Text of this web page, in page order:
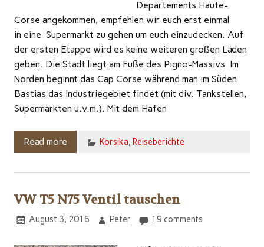
Departements Haute-
Corse angekommen, empfehlen wir euch erst einmal
in eine Supermarkt zu gehen um euch einzudecken. Auf
der ersten Etappe wird es keine weiteren großen Läden
geben. Die Stadt liegt am Fuße des Pigno-Massivs. Im
Norden beginnt das Cap Corse während man im Süden
Bastias das Industriegebiet findet (mit div. Tankstellen,
Supermärkten u.v.m.). Mit dem Hafen
Read more Korsika, Reiseberichte
VW T5 N75 Ventil tauschen
August 3, 2016 Peter 19 comments